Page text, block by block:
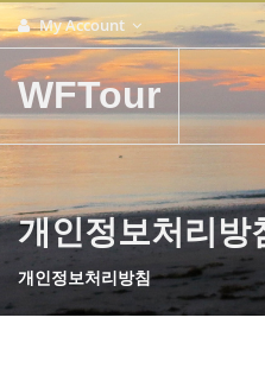
My Account
WFTour
개인정보처리방
개인정보처리방침